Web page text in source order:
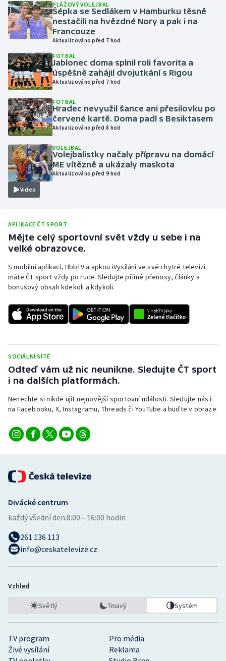
Gymnastika
Házená
Jezdectví
Judo
Krasobruslení
Lezení
Lyže a snowboard
Moderní pětiboj
Motorsport
Olympijské hry
Parasport
Plavání
Ragby
Rychlobruslení
Rychlostní kanoistika
Short track
Stolní tenis
Vodní slalom
Volejbal
PLÁŽOVÝ VOLEJBAL
Šépka se Sedlákem v Hamburku těsně
nestačili na hvězdné Nory a pak i na
Francouze
Aktualizováno před 7 hod
FOTBAL
Jablonec doma splnil roli favorita a
úspěšně zahájil dvojutkání s Rigou
Aktualizováno před 7 hod
FOTBAL
Hradec nevyužil šance ani přesilovku po
červené kartě. Doma padl s Besiktasem
Aktualizováno před 8 hod
Video
VOLEJBAL
Volejbalistky načaly přípravu na domácí
ME vítězně a ukázaly maskota
Aktualizováno před 9 hod
APLIKACE ČT SPORT
Mějte celý sportovní svět vždy u sebe i na
velké obrazovce.
S mobilní aplikací, HbbTV a apkou iVysílání ve své chytré televizi
máte ČT sport vždy po ruce. Sledujte přímé přenosy, články a
bonusový obsah kdekoli a kdykoli.
SOCIÁLNÍ SÍTĚ
Odteď vám už nic neunikne. Sledujte ČT sport
i na dalších platformách.
Nenechte si nikde ujít nejnovější sportovní události. Sledujte nás i
na Facebooku, X, Instagramu, Threads či YouTube a buďte v obraze.
TV program
Pro média
Živé vysílání
Reklama
Divácké centrum
každý všední den:8:00—16:00 hodin
261 136 113
info@ceskatelevize.cz
Vzhled
Světlý Tmavý Systém